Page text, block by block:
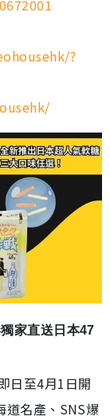
?
家直送日本47
日至4月1日開
道名產、SNS爆